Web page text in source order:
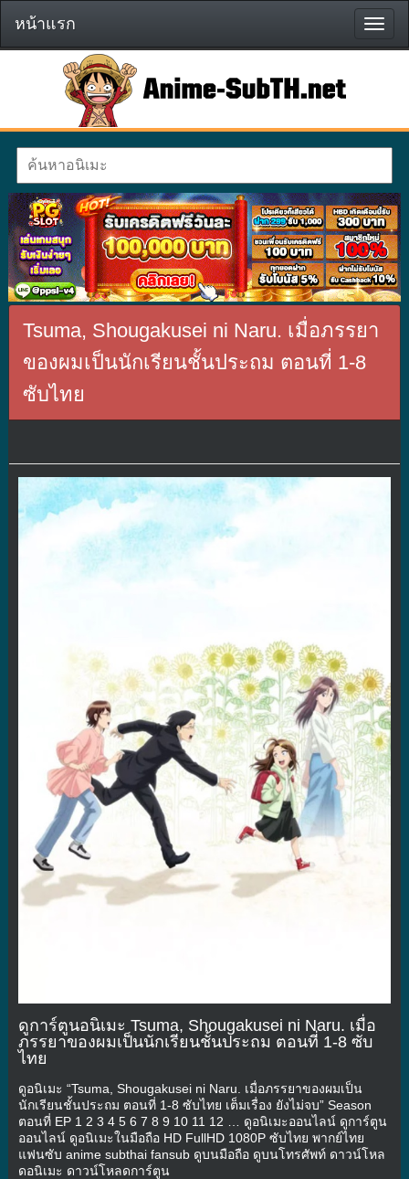
หน้า
แรก
หน้าแรก
Tsuma, Shougakusei ni Naru. เมื่อภรรยา
ของผมเป็นนักเรียนชั้นประถม ตอนที่ 1-8
ซับไทย
ดูการ์ตูนอนิเมะ Tsuma, Shougakusei ni Naru. เมื่อ
ภรรยาของผมเป็นนักเรียนชั้นประถม ตอนที่ 1-8 ซับ
ไทย
ดูอนิเมะ “Tsuma, Shougakusei ni Naru. เมื่อภรรยาของผมเป็น
นักเรียนชั้นประถม ตอนที่ 1-8 ซับไทย เต็มเรื่อง ยังไม่จบ” Season
ตอนที่ EP 1 2 3 4 5 6 7 8 9 10 11 12 … ดูอนิเมะออนไลน์ ดูการ์ตูน
ออนไลน์ ดูอนิเมะในมือถือ HD FullHD 1080P ซับไทย พากย์ไทย
แฟนซับ anime subthai fansub ดูบนมือถือ ดูบนโทรศัพท์ ดาวน์โหล
ดอนิเมะ ดาวน์โหลดการ์ตูน